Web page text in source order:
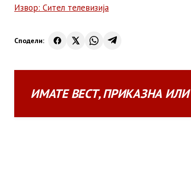
Извор: Сител телевизија
Сподели:
ИМАТЕВЕСТ,ПРИКАЗНА ИЛИ